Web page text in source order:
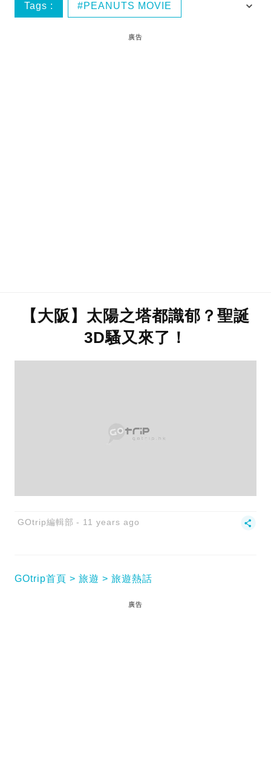
Tags : PEANUTS MOVIE
廣告
【大阪】太陽之塔都識郁？聖誕
3D騷又來了！
GOtrip編輯部 11 years ago
GOtrip首頁 旅遊 旅遊熱話
廣告